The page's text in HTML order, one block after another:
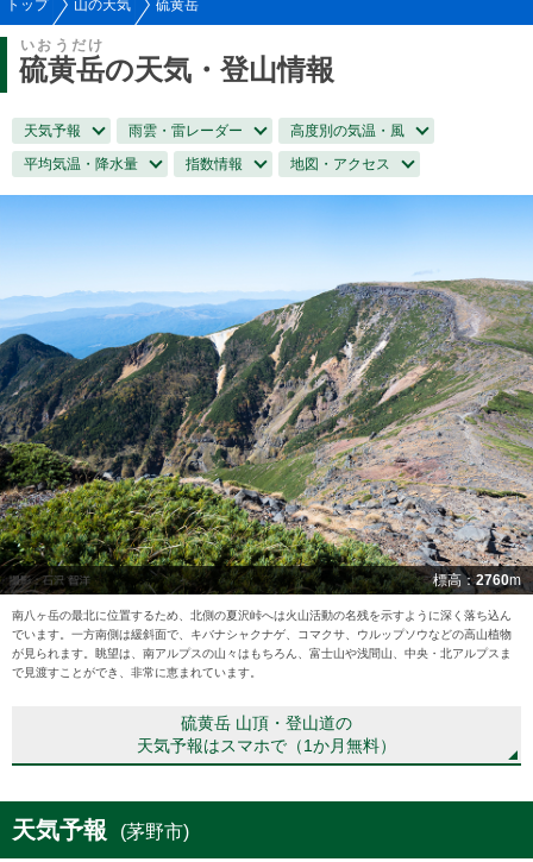
トップ 山の天気 硫黄岳
硫黄岳
いおうだけ
の天気・登山情報
天気予報 雨雲・雷レーダー
高度別の気温・風
平均気温・降水量
指数情報 地図・アクセス
標高：2760m
南八ヶ岳の最北に位置するため、北側の夏沢峠へは火山活動の名残を示すように深く落ち込ん
でいます。一方南側は緩斜面で、キバナシャクナゲ、コマクサ、ウルップソウなどの高山植物
が見られます。眺望は、南アルプスの山々はもちろん、富士山や浅間山、中央・北アルプスま
で見渡すことができ、非常に恵まれています。
硫黄岳 山頂・登山道の
天気予報はスマホで（1か月無料）
天気予報 (茅野市)